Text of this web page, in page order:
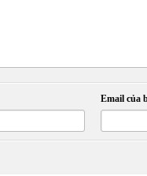
Email của